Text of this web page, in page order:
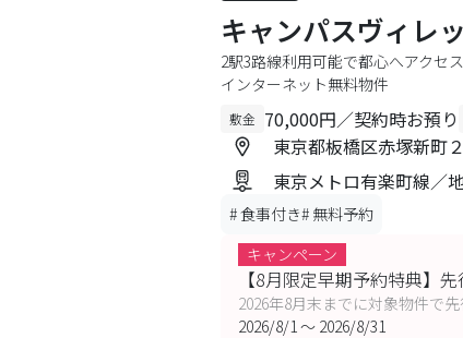
キャンパスヴィレ
2駅3路線利用可能で都心へアクセ
インターネット無料物件
敷金 70,000円／契約時お預り
東京都板橋区赤塚新町
東京メトロ有楽町線／
#食事付き# 無料予約
キャンペーン
【8月限定早期予約特典】
2026年8月末までに対象物件で
2026/8/1〜 2026/8/31